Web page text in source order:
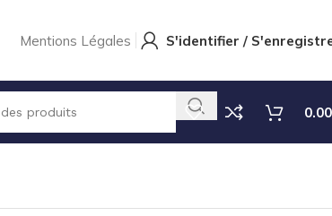
Mentions Légales S'identifier /
0.00
PIVOTANT MIXRITE TF5 – 5X PIECES